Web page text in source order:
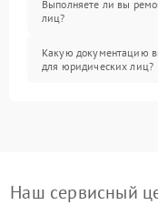
Выполняете ли вы
лиц?
Какую документацию
для юридических лиц?
Наш сервисный